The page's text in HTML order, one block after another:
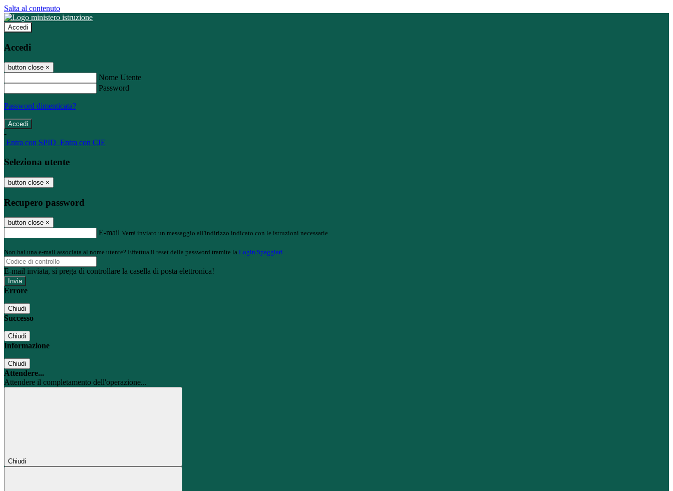
Salta al contenuto
Accedi
Accedi
button close ×
Nome Utente
Password
Password dimenticata?
-
Entra con SPID Entra con CIE
Seleziona utente
button close ×
Recupero password
button close ×
E-mail Verrà inviato un messaggio all'indirizzo indicato con le istruzioni necessarie.
Non hai una e-mail associata al nome utente? Effettua il reset della password tramite la Login Spaggiari
E-mail inviata, si prega di controllare la casella di posta elettronica!
Errore
Chiudi
Successo
Chiudi
Informazione
Chiudi
Attendere...
Attendere il completamento dell'operazione...
Chiudi